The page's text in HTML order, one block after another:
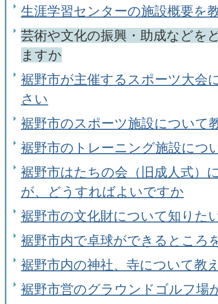
生涯学習センターの施設概要を
芸術や文化の振興・助成などを
ますか
裾野市が主催するスポーツ大会
さい
裾野市のスポーツ施設について
裾野市のトレーニング施設につ
裾野市はたちの会（旧成人式）
が、どうすればよいですか
裾野市の文化財について知りた
裾野市内で卓球ができるところ
裾野市内の神社、寺について教
裾野市営のグラウンドゴルフ場